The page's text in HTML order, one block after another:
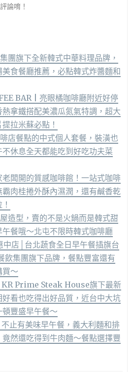
論唷！
團旗下全新韓式中華料理品牌，
食餐廳推薦，必點韓式炸醬麵和
BAR | 亮眼橘咖啡廳附近好停
拿鐵搭配美濃瓜氮氣特調，超大
拉米蘇必點！
店餐點的中式個人套餐，裝潢也
休息全天都能吃到好吃功夫菜
闆開的質感咖啡館！一站式咖啡
肉桂捲外酥內濕潤，還有鹹香乾
造型，賣的不是火鍋而是韓式甜
餐哦～北屯不限時韓式咖啡廳
中店│台北蔬食全日早午餐插旗台
集團旗下品牌，餐點豐富還有
買～
Prime Steak House旗下最新
看也吃得出好品質，近台中大坑
豐盛早午餐～
止有美味早午餐，義大利麵和排
然還吃得到牛肉麵～餐點選擇豐